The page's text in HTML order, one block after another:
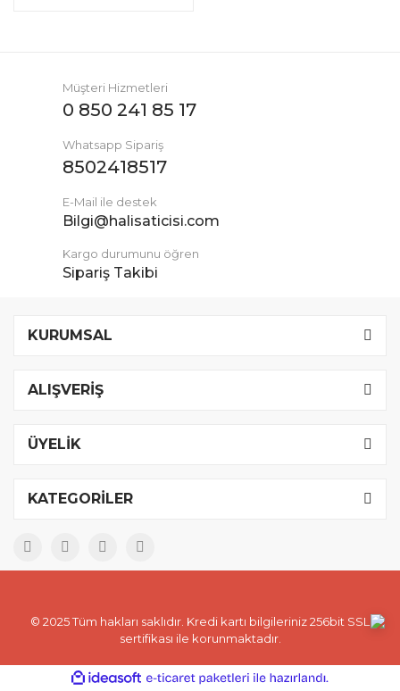
Müşteri Hizmetleri
0 850 241 85 17
Whatsapp Sipariş
8502418517
E-Mail ile destek
Bilgi@halisaticisi.com
Kargo durumunu öğren
Sipariş Takibi
KURUMSAL
ALIŞVERİŞ
ÜYELİK
KATEGORİLER
© 2025 Tüm hakları saklıdır. Kredi kartı bilgileriniz 256bit SSL
sertifikası ile korunmaktadır.
ideasoft
e-